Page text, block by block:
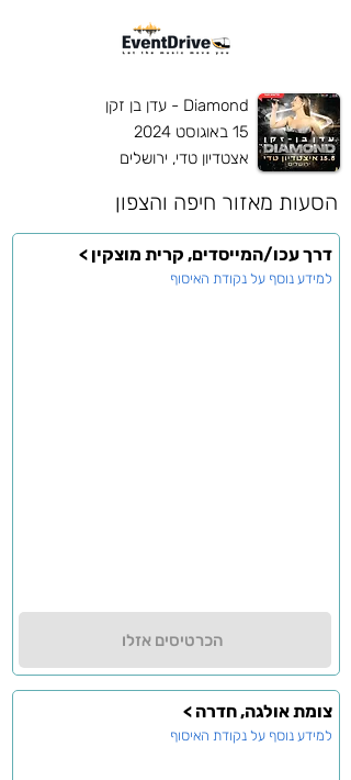
Diamond - עדן בן זקן
15 באוגוסט 2024
אצטדיון טדי, ירושלים
חיפה והצפון הסעות מאזור
דרך עכו/המייסדים, קרית מוצקין >
למידע נוסף על נקודת האיסוף
הכרטיסים אזלו
צומת אולגה, חדרה >
למידע נוסף על נקודת האיסוף